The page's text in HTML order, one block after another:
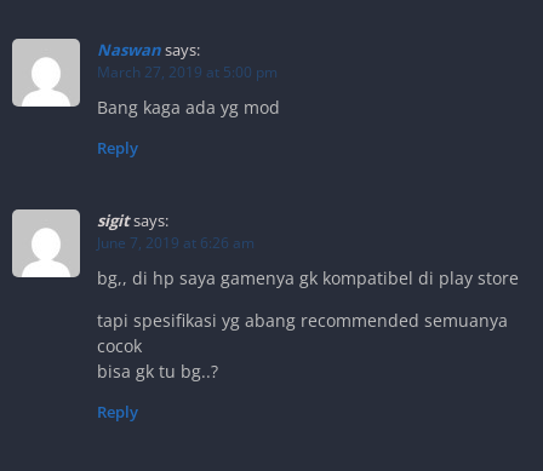
Naswansays:
March 27, 2019 at 5:00 pm
Bang kaga ada yg mod
Reply
sigitsays:
June 7, 2019 at 6:26 am
bg,, di hp saya gamenya gk kompatibel di play store
tapi spesifikasi yg abang recommended semuanya
cocok
bisa gk tu bg..?
Reply